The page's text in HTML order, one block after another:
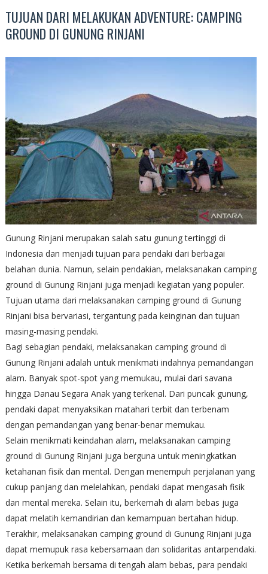
TUJUAN DARI MELAKUKAN ADVENTURE: CAMPING
GROUND DI GUNUNG RINJANI
Gunung Rinjani merupakan salah satu gunung tertinggi di
Indonesia dan menjadi tujuan para pendaki dari berbagai
belahan dunia. Namun, selain pendakian, melaksanakan camping
ground di Gunung Rinjani juga menjadi kegiatan yang populer.
Tujuan utama dari melaksanakan camping ground di Gunung
Rinjani bisa bervariasi, tergantung pada keinginan dan tujuan
masing-masing pendaki.
Bagi sebagian pendaki, melaksanakan camping ground di
Gunung Rinjani adalah untuk menikmati indahnya pemandangan
alam. Banyak spot-spot yang memukau, mulai dari savana
hingga Danau Segara Anak yang terkenal. Dari puncak gunung,
pendaki dapat menyaksikan matahari terbit dan terbenam
dengan pemandangan yang benar-benar memukau.
Selain menikmati keindahan alam, melaksanakan camping
ground di Gunung Rinjani juga berguna untuk meningkatkan
ketahanan fisik dan mental. Dengan menempuh perjalanan yang
cukup panjang dan melelahkan, pendaki dapat mengasah fisik
dan mental mereka. Selain itu, berkemah di alam bebas juga
dapat melatih kemandirian dan kemampuan bertahan hidup.
Terakhir, melaksanakan camping ground di Gunung Rinjani juga
dapat memupuk rasa kebersamaan dan solidaritas antarpendaki.
Ketika berkemah bersama di tengah alam bebas, para pendaki